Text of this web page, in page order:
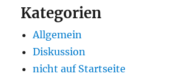
Kategorien
Allgemein
Diskussion
nicht auf Startseite